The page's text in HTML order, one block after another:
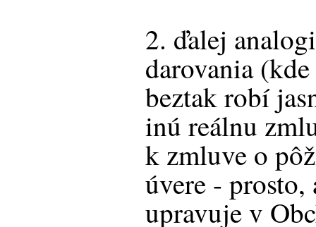
2. ďalej
darovania
beztak robí
inú reálnu
k zmluve o
úvere - prosto,
upravuje v